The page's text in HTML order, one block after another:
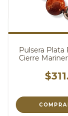
Pulsera Plata
Cierre